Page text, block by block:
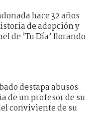
hace 32 años
de adopción y
de ’Tu Día’ llorando
destapa abusos
de un profesor de su
conviviente de su